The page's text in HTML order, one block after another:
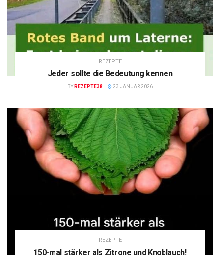
REZEPTE
Jeder sollte die Bedeutung kennen
BY REZEPTE38 23 JANUAR 2026
REZEPTE
150-mal stärker als Zitrone und Knoblauch!